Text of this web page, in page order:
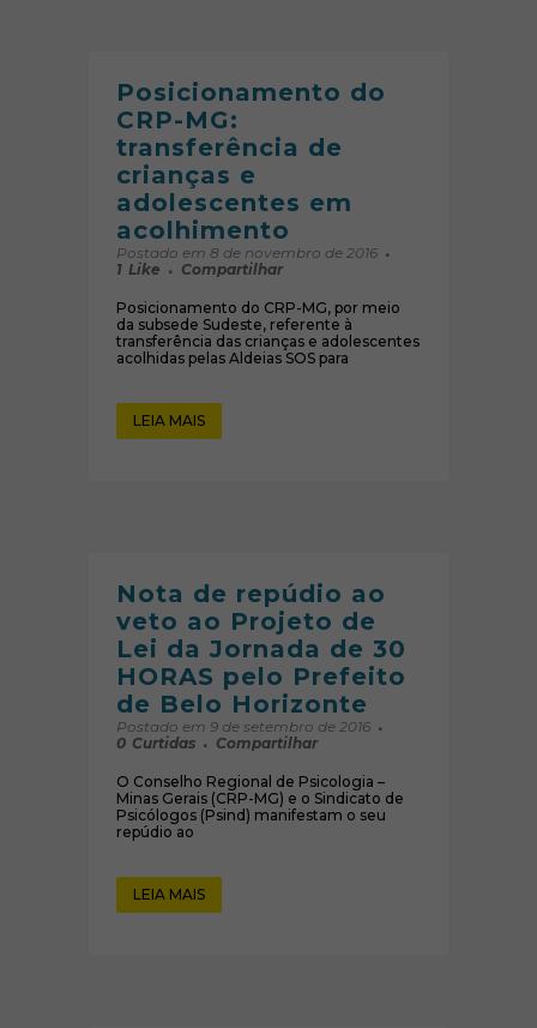
Posicionamento do
CRP-MG:
transferência de
crianças e
adolescentes em
acolhimento
Postado em 8 de novembro de 2016
1 Like Compartilhar
Posicionamento do CRP-MG, por meio
da subsede Sudeste, referente à
transferência das crianças e adolescentes
acolhidas pelas Aldeias SOS para
LEIA MAIS
Nota de repúdio ao
veto ao Projeto de
Lei da Jornada de 30
HORAS pelo Prefeito
de Belo Horizonte
Postado em 9 de setembro de 2016
0 Curtidas Compartilhar
O Conselho Regional de Psicologia –
Minas Gerais (CRP-MG) e o Sindicato de
Psicólogos (Psind) manifestam o seu
repúdio ao
LEIA MAIS